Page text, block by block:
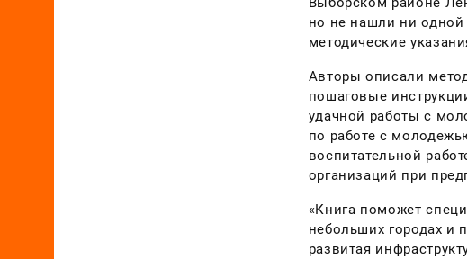
но не нашли ни одной
методические
Авторы описали
пошаговые
удачной работы с
по работе с
воспитательной
организаций при
«Книга поможет
небольших городах и
развитая